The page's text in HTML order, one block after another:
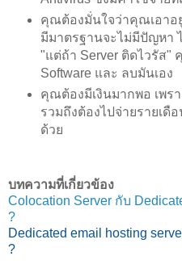
คุณต้องมั่นใจว่าคุณเอาอ
มีมาตรฐานจะไม่มีปัญหา
"แต่ถ้า Server ติดไวรัส"
Software และ ลบมันเอง
คุณต้องมีเงินมากพอ เพร
รวมถึงต้องไปจ่ายรายเดื
ด้วย
บทความที่เกี่ยวข้อง
Colocation Server กับ
?
Dedicated email hosting
?